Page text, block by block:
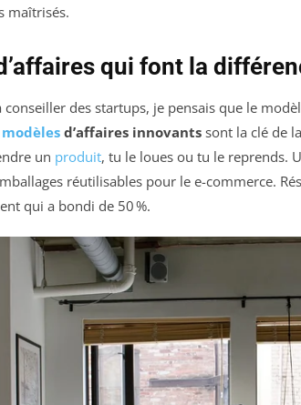
maîtrisés.
qui font la
conseiller des startups, je pensais que le
modèles d’affaires innovants sont la clé de
un produit, tu le loues ou tu le reprends.
réutilisables pour le e-commerce.
qui a bondi de 50 %.